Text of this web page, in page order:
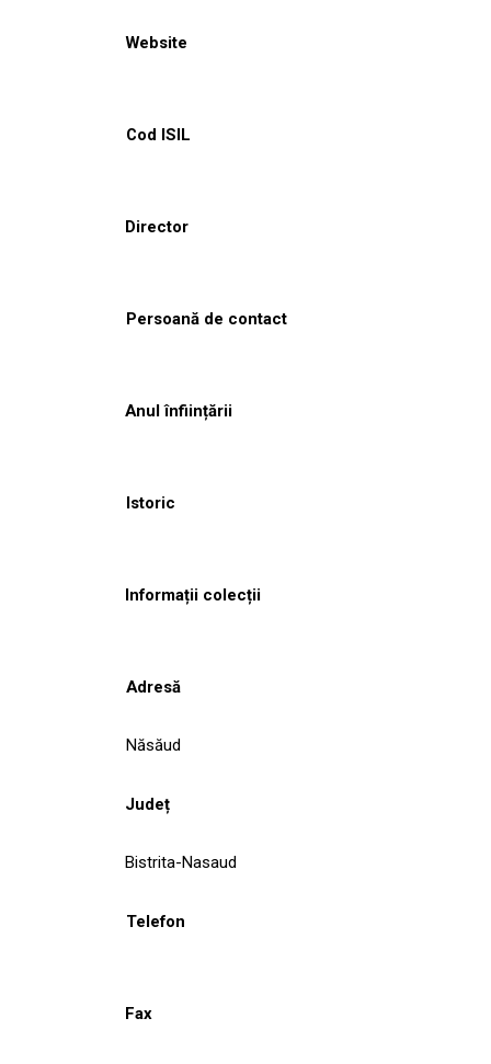
Website
Cod ISIL
Director
Persoană de contact
Anul înființării
Istoric
Informații colecții
Adresă
Năsăud
Județ
Bistrita-Nasaud
Telefon
Fax